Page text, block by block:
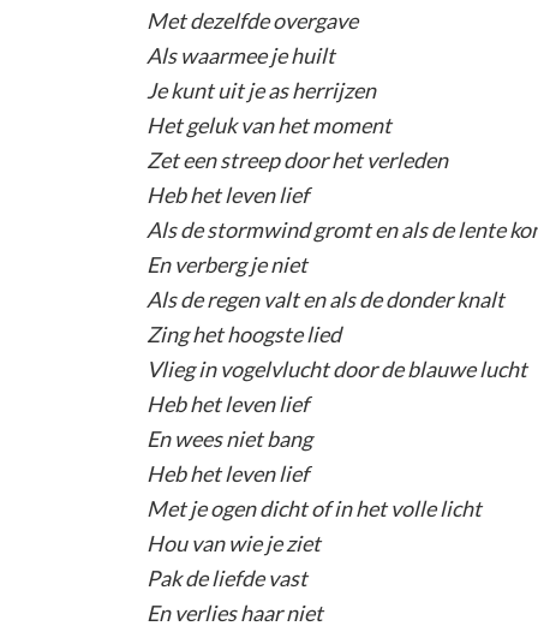
Met dezelfde overgave
Als waarmee je huilt
Je kunt uit je as herrijzen
Het geluk van het moment
Zet een streep door het verleden
Heb het leven lief
Als de stormwind gromt en als de lente
En verberg je niet
Als de regen valt en als de donder knalt
Zing het hoogste lied
Vlieg in vogelvlucht door de blauwe lucht
Heb het leven lief
En wees niet bang
Heb het leven lief
Met je ogen dicht of in het volle licht
Hou van wie je ziet
Pak de liefde vast
En verlies haar niet